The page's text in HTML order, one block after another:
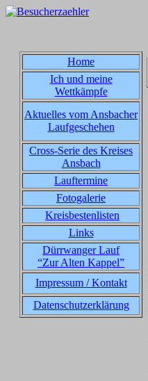
Home
Ich und meine
Wettkämpfe
Aktuelles vom Ansbacher
Laufgeschehen
Cross-Serie des Kreises
Ansbach
Lauftermine
Fotogalerie
Kreisbestenlisten
Links
Dürrwanger Lauf
“Zur Alten Kappel”
Impressum / Kontakt
Datenschutzerklärung